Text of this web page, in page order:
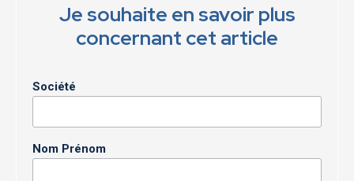
Je souhaite en savoir plus
concernant cet article
Société
Nom Prénom